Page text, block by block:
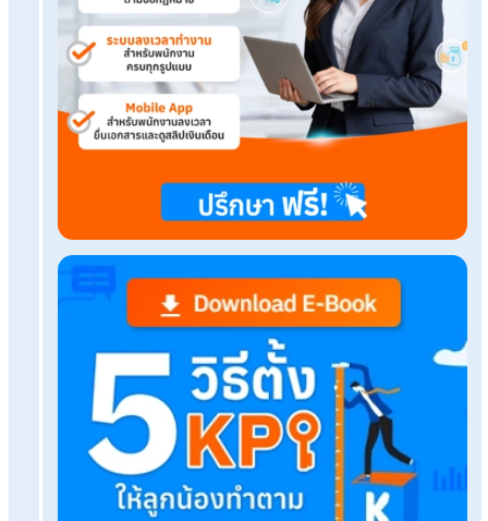
เจ้าของกิจการต้องรู้! กฎหมายแรงงานปี 2569 มีอะ
อัปเดตบ้าง
ยื่นภาษีบุคคลธรรมดา ต้องยื่นเมื่อไหร่ และใครบ้างที่
แจกฟรี!แบบฟอร์มตาราง HR Planner วางแผนการ
เป๊ะในทุกเดือน